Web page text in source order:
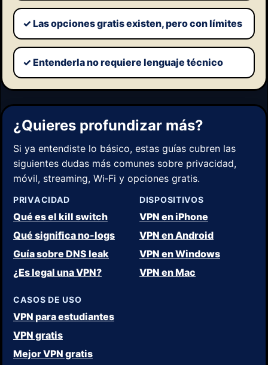
✓ Las opciones gratis existen, pero con límites
✓ Entenderla no requiere lenguaje técnico
¿Quieres profundizar más?
Si ya entendiste lo básico, estas guías cubren las
siguientes dudas más comunes sobre privacidad,
móvil, streaming, Wi‑Fi y opciones gratis.
PRIVACIDAD
Qué es el kill switch
Qué significa no-logs
Guía sobre DNS leak
¿Es legal una VPN?
DISPOSITIVOS
VPN en iPhone
VPN en Android
VPN en Windows
VPN en Mac
CASOS DE USO
VPN para estudiantes
VPN gratis
Mejor VPN gratis